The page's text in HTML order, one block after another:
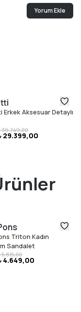
Yorum Ekle
Aksesuar Detaylı
36.749,00
29.399,00
Triton Kadın
Sandalet
5.815,00
4.649,00